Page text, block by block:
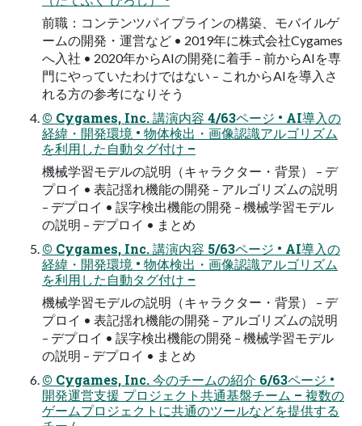
前職：コンテンツパイプラインの構築、モバイルゲ
ームの開発・運営など • 2019年に株式会社Cygames
へ入社 • 2020年からAIの開発に着手 – 前からAIを専
門にやっていたわけではない – これからAIを導入さ
れる方の参考になりそう
© Cygames, Inc. 講演内容 4/63ページ • AI導入の
経緯・開発環境 • 物体検出・画像認識アルゴリズム
を利用した自動タグ付け –
機械学習モデルの説明（キャラクター・背景） – デ
プロイ • 表記揺れ機能の開発 – アルゴリズムの説明
– デプロイ • 誤字検出機能の開発 – 機械学習モデル
の説明 – デプロイ • まとめ
© Cygames, Inc. 講演内容 5/63ページ • AI導入の
経緯・開発環境 • 物体検出・画像認識アルゴリズム
を利用した自動タグ付け –
機械学習モデルの説明（キャラクター・背景） – デ
プロイ • 表記揺れ機能の開発 – アルゴリズムの説明
– デプロイ • 誤字検出機能の開発 – 機械学習モデル
の説明 – デプロイ • まとめ
© Cygames, Inc. 今のチームの紹介 6/63ページ •
開発運営支援 プロジェクト共通基盤チーム – 複数の
ゲームプロジェクトに共通のツールなどを提供する